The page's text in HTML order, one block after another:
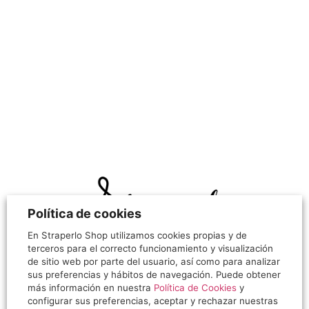
¡Hola!
Gracias por visitarnos, siento decirte que nuestra
tienda online ha cerrado sus puertas.
Política de cookies
En Straperlo Shop utilizamos cookies propias y de
terceros para el correcto funcionamiento y visualización
de sitio web por parte del usuario, así como para analizar
sus preferencias y hábitos de navegación. Puede obtener
más información en nuestra Política de Cookies y
configurar sus preferencias, aceptar y rechazar nuestras